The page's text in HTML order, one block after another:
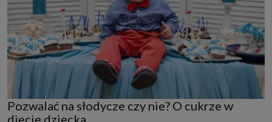
Pozwalać na słodycze czy nie? O cukrze w